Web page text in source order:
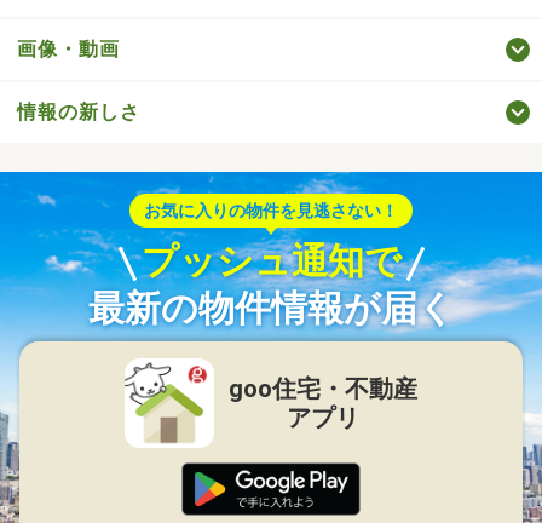
画像・動画
情報の新しさ
お気に入りの物件を見逃さない！
プッシュ通知で
最新の物件情報が届く
goo住宅・不動産
アプリ